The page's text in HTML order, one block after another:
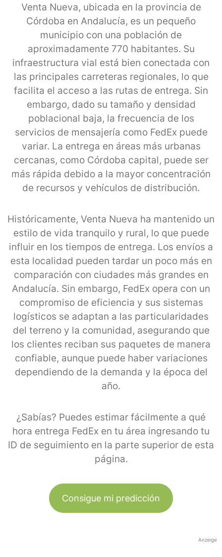
Venta Nueva, ubicada en la provincia de
Córdoba en Andalucía, es un pequeño
municipio con una población de
aproximadamente 770 habitantes. Su
infraestructura vial está bien conectada con
las principales carreteras regionales, lo que
facilita el acceso a las rutas de entrega. Sin
embargo, dado su tamaño y densidad
poblacional baja, la frecuencia de los
servicios de mensajería como FedEx puede
variar. La entrega en áreas más urbanas
cercanas, como Córdoba capital, puede ser
más rápida debido a la mayor concentración
de recursos y vehículos de distribución.
Históricamente, Venta Nueva ha mantenido un
estilo de vida tranquilo y rural, lo que puede
influir en los tiempos de entrega. Los envíos a
esta localidad pueden tardar un poco más en
comparación con ciudades más grandes en
Andalucía. Sin embargo, FedEx opera con un
compromiso de eficiencia y sus sistemas
logísticos se adaptan a las particularidades
del terreno y la comunidad, asegurando que
los clientes reciban sus paquetes de manera
confiable, aunque puede haber variaciones
dependiendo de la demanda y la época del
año.
¿Sabías? Puedes estimar fácilmente a qué
hora entrega FedEx en tu área ingresando tu
ID de seguimiento en la parte superior de esta
página.
Consigue mi predicción
Anzeige